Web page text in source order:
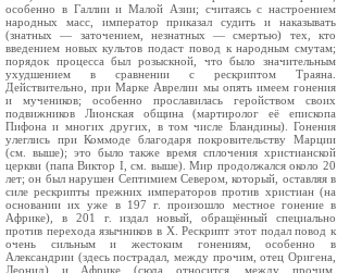
особенно в Галлии и Малой Азии; считаясь с настроением
народных масс, император приказал судить и наказывать
(знатных — заточением, незнатных — смертью) тех, кто
введением новых культов подаст повод к народным смутам;
порядок процесса был розыскной, что было значительным
ухудшением в сравнении с рескриптом Траяна.
Действительно, при Марке Аврелии мы опять имеем гонения
и мучеников; особенно прославилась геройством своих
подвижников Лионская община (мартиролог её епископа
Пифона и многих других, в том числе Бландины). Гонения
улеглись при Коммоде благодаря покровительству Марции
(см. выше); это было также время сплочения христианской
церкви (папа Виктор I, см. выше). Мир продолжался около 20
лет; он был нарушен Септимием Севером, который, оставляя в
силе рескрипты прежних императоров против христиан (на
основании их уже в 197 г. произошло местное гонение в
Африке), в 201 г. издал новый, обращённый специально
против перехода язычников в X. Рескрипт этот подал повод к
очень сильным и жестоким гонениям, особенно в
Александрии (здесь пострадал, между прочим, отец Оригена,
Леонид) и Африке (сюда относится, между прочим,